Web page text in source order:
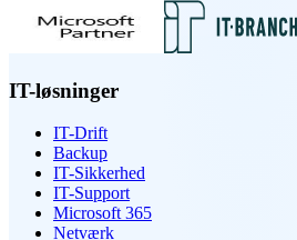
IT-løsninger
IT-Drift
Backup
IT-Sikkerhed
IT-Support
Microsoft 365
Netværk